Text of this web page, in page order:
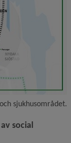
sjukhusområdet.
social